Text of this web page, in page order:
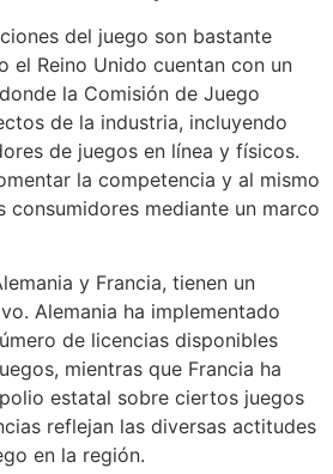
del juego son bastante
el Reino Unido cuentan con un
la Comisión de Juego
de la industria, incluyendo
de juegos en línea y físicos.
la competencia y al mismo
mediante un marco
y Francia, tienen un
Alemania ha implementado
de licencias disponibles
mientras que Francia ha
estatal sobre ciertos juegos
reflejan las diversas actitudes
en la región.